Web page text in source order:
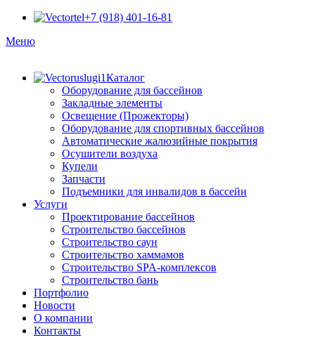
+7 (918) 401-16-81
Меню
Каталог
Оборудование для бассейнов
Закладные элементы
Освещение (Прожекторы)
Оборудование для спортивных бассейнов
Автоматические жалюзийные покрытия
Осушители воздуха
Купели
Запчасти
Подъемники для инвалидов в бассейн
Услуги
Проектирование бассейнов
Строительство бассейнов
Строительство саун
Строительство хаммамов
Строительство SPA-комплексов
Строительство бань
Портфолио
Новости
O компании
Контакты